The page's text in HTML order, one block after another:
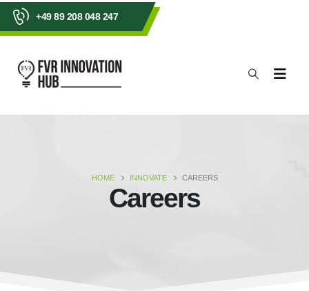
+49 89 208 048 247
HOME INNOVATE CAREERS
Careers